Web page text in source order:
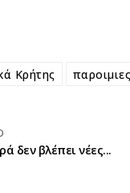
Κρήτης παροιμιες
δεν βλέπει νέες...